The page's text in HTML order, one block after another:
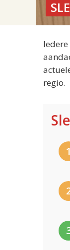
regio.
1